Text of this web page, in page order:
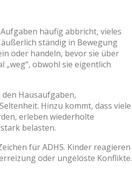
häufig abbricht, vieles
ständig in Bewegung
oder handeln, bevor sie über
obwohl sie eigentlich
Hausaufgaben,
Hinzu kommt, dass viele
erleben wiederholte
belasten.
für ADHS. Kinder reagieren
oder ungelöste Konflikte.